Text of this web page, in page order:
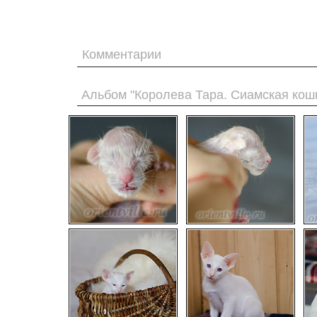
Комментарии
Альбом "Королева Тара. Сиамская